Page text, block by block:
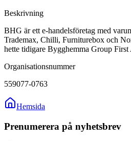
Beskrivning
BHG är ett e-handelsföretag med
Trademax, Chilli, Furniturebox och
hette tidigare Bygghemma Group First
Organisationsnummer
559077-0763
Hemsida
Prenumerera på nyhetsbrev